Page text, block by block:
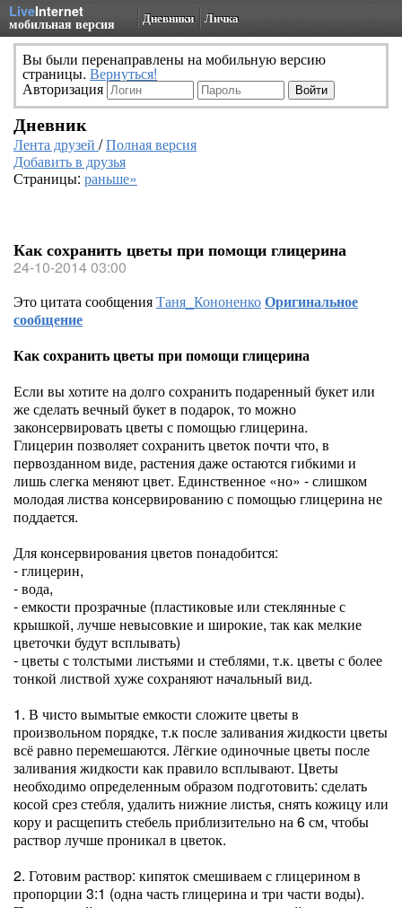
LiveInternet
мобильная версия Дневники Личка
Вы были перенаправлены на мобильную версию
страницы. Вернуться!
Авторизация
Дневник
Лента друзей /Полная версия
Добавить в друзья
Страницы: раньше»
Как сохранить цветы при помощи глицерина
24-10-2014 03:00
Это цитата сообщенияТаня_КононенкоОригинальное
сообщение
Как сохранить цветы при помощи глицерина
Если вы хотите на долго сохранить подаренный букет или
же сделать вечный букет в подарок, то можно
законсервировать цветы с помощью глицерина.
Глицерин позволяет сохранить цветок почти что, в
первозданном виде, растения даже остаются гибкими и
лишь слегка меняют цвет. Единственное «но» - слишком
молодая листва консервированию с помощью глицерина не
поддается.
Для консервирования цветов понадобится:
- глицерин,
- вода,
- емкости прозрачные (пластиковые или стеклянные с
крышкой, лучше невысовкие и широкие, так как мелкие
цветочки будут всплывать)
- цветы с толстыми листьями и стеблями, т.к. цветы с более
тонкой листвой хуже сохраняют начальный вид.
1. В чисто вымытые емкости сложите цветы в
произвольном порядке, т.к после заливания жидкости цветы
всё равно перемешаются. Лёгкие одиночные цветы после
заливания жидкости как правило всплывают. Цветы
необходимо определенным образом подготовить: сделать
косой срез стебля, удалить нижние листья, снять кожицу или
кору и расщепить стебель приблизительно на 6 см, чтобы
раствор лучше проникал в цветок.
2. Готовим раствор: кипяток смешиваем с глицерином в
пропорции 3:1 (одна часть глицерина и три части воды).